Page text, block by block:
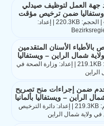
جهة العمل لتوظيف صيدلي
وستفاليا ضمن ترخيص مؤقت
قبل 1 سنة | المشاهدات: 483 | الحجم: 220.3KB | إعداد:
بالأطباء الأسنان المتقدمين
شمال الراين – ويستفاليا
قبل 1 سنة | المشاهدات: 494 | الحجم: 219.1KB | إعداد: وزارة الصحة في
الراين
ضمن إجراءات منح تصريح
الراين – ويستفاليا بألمانيا
قبل 1 سنة | المشاهدات: 387 | الحجم: 219.3KB | إعداد: دائرة الترخيص
ولاية شمال الراين